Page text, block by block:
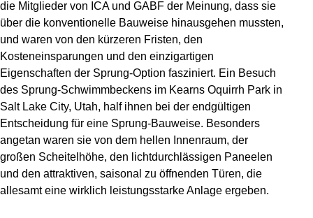
die Mitglieder von ICA und GABF der Meinung, dass sie
über die konventionelle Bauweise hinausgehen mussten,
und waren von den kürzeren Fristen, den
Kosteneinsparungen und den einzigartigen
Eigenschaften der Sprung-Option fasziniert. Ein Besuch
des Sprung-Schwimmbeckens im Kearns Oquirrh Park in
Salt Lake City, Utah, half ihnen bei der endgültigen
Entscheidung für eine Sprung-Bauweise. Besonders
angetan waren sie von dem hellen Innenraum, der
großen Scheitelhöhe, den lichtdurchlässigen Paneelen
und den attraktiven, saisonal zu öffnenden Türen, die
allesamt eine wirklich leistungsstarke Anlage ergeben.